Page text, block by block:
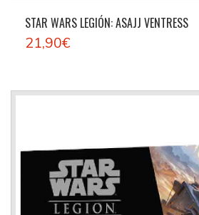
STAR WARS LEGIÓN: ASAJJ VENTRESS
21,90€